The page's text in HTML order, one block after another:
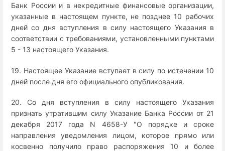
Банк России и в некредитные финансовые организации,
указанные в настоящем пункте, не позднее 10 рабочих
дней со дня вступления в силу настоящего Указания в
соответствии с требованиями, установленными пунктами
5 - 13 настоящего Указания.
19. Настоящее Указание вступает в силу по истечении 10
дней после дня его официального опубликования.
20. Со дня вступления в силу настоящего Указания
признать утратившим силу Указание Банка России от 21
декабря 2017 года N 4658-У "О порядке и сроке
направления уведомления лицом, которое прямо или
косвенно получило право распоряжения 10 и более